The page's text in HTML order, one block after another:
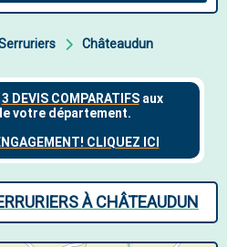
Châteaudun
À CHÂTEAUDUN